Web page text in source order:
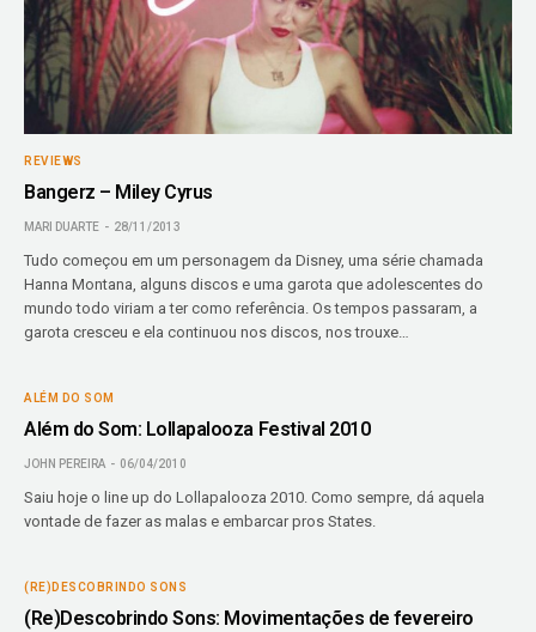
REVIEWS
Bangerz – Miley Cyrus
MARI DUARTE 28/11/2013
Tudo começou em um personagem da Disney, uma série chamada
Hanna Montana, alguns discos e uma garota que adolescentes do
mundo todo viriam a ter como referência. Os tempos passaram, a
garota cresceu e ela continuou nos discos, nos trouxe…
ALÉM DO SOM
Além do Som: Lollapalooza Festival 2010
JOHN PEREIRA 06/04/2010
Saiu hoje o line up do Lollapalooza 2010. Como sempre, dá aquela
vontade de fazer as malas e embarcar pros States.
(RE)DESCOBRINDO SONS
(Re)Descobrindo Sons: Movimentações de fevereiro